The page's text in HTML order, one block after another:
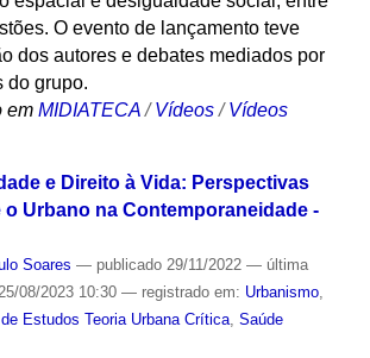
O evento de lançamento teve
dos autores e debates mediados por
do grupo.
em MIDIATECA /Vídeos /Vídeos
e Direito à Vida: Perspectivas
Urbano na Contemporaneidade -
Soares — publicado29/11/2022 — última
08/2023 10:30 — registrado em: Urbanismo,
Estudos Teoria Urbana Crítica, Saúde